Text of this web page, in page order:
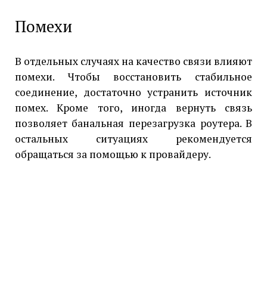
Помехи
В отдельных случаях на качество связи влияют
помехи. Чтобы восстановить стабильное
соединение, достаточно устранить источник
помех. Кроме того, иногда вернуть связь
позволяет банальная перезагрузка роутера. В
остальных ситуациях рекомендуется
обращаться за помощью к провайдеру.